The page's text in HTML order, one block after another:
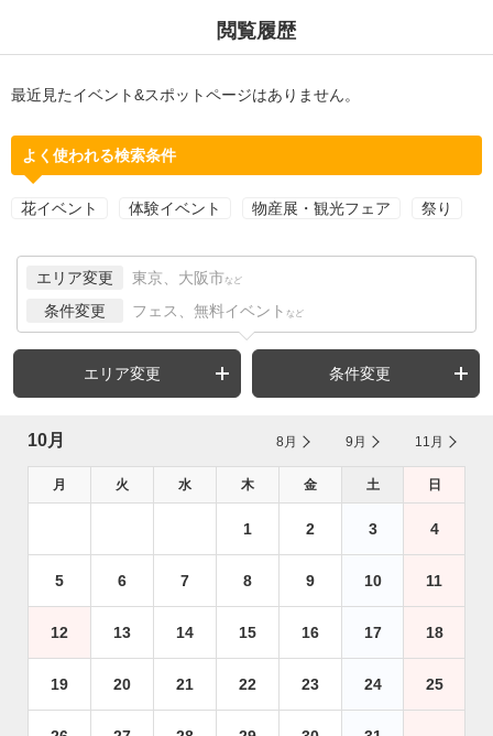
閲覧履歴
最近見たイベント&スポットページはありません。
よく使われる検索条件
花イベント 体験イベント 物産展・観光フェア 祭り
エリア変更 東京、大阪市 など
条件変更 フェス、無料イベント など
エリア変更 条件変更
10月 8月 9月 11月
月 火 水 木 金 土 日
1 2 3 4
5 6 7 8 9 10 11
12 13 14 15 16 17 18
19 20 21 22 23 24 25